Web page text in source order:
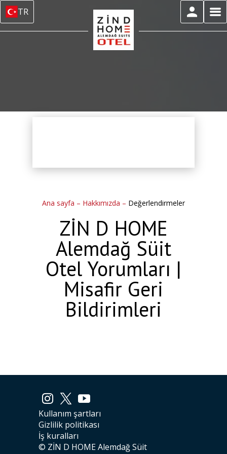
TR
Ana sayfa – Hakkımızda – Değerlendirmeler
ZİN D HOME
Alemdağ Süit
Otel Yorumları |
Misafir Geri
Bildirimleri
© ZİN D HOME Alemdağ Süit
Kullanım şartları
Gizlilik politikası
İş kuralları